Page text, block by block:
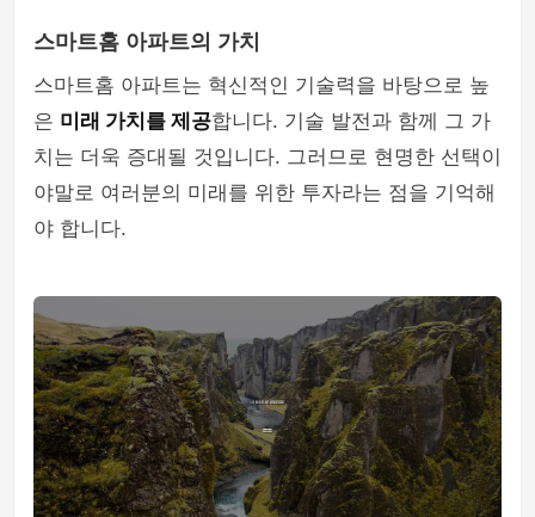
스마트홈 아파트의 가치
스마트홈 아파트는 혁신적인 기술력을 바탕으로 높
은 미래 가치를 제공합니다. 기술 발전과 함께 그 가
치는 더욱 증대될 것입니다. 그러므로 현명한 선택이
야말로 여러분의 미래를 위한 투자라는 점을 기억해
야 합니다.